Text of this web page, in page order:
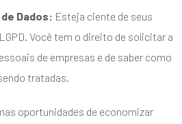
Dados: Esteja ciente de seus
Você tem o direito de solicitar a
de empresas e de saber como
tratadas.
oportunidades de economizar